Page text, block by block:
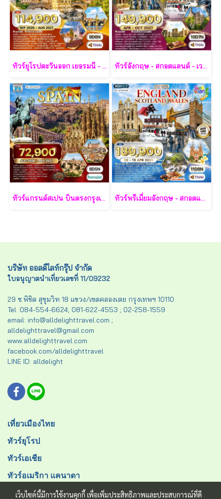
ทัวร์ยุโรปตะวันออก เยอรมนี - ออสเตรีย - เช็ก - สโลวาเกีย - ฮังการี 9 วัน - TG ทัวร์อังกฤษ - สกอตแลนด์ - เวลส์ 10 วัน - TG
ทัวร์แกรนด์สเปน บินตรงกรุงเทพ - มาดริด 8 วัน 5 คืน - E9 ทัวร์พรีเมี่ยมอังกฤษ - สกอตแลนด์ -เวลล์ 11 วัน - TG
บริษัท ออลดีไลท์กรุ๊ป จำกัด
ใบอนุญาตนำเที่ยวเลขที่ 11/09232
29 ซ.พิชิต สุขุมวิท 18 แขวง/เขตคลองเตย กรุงเทพฯ 10110
Tel. 084-554-6624; 081-622-4553 ; 02-258-1559
email: info@alldelighttravel.com ;
alldelighttravel@gmail.com
www.alldelighttravel.com
facebook.com/alldelighttravel
LINE ID: alldelight
เที่ยวเมืองไทย
ทัวร์ยุโรป
ทัวร์เอเชีย
ทัวร์อเมริกา แคนาดา
เว็บไซต์นี้มีการใช้งานคุกกี้ เพื่อเพิ่มประสิทธิภาพและประสบการณ์ที่ดี